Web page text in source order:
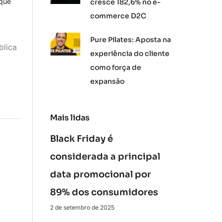
cresce 182,6% no e-
commerce D2C
Pure Pilates: Aposta na
experiência do cliente
como força de
expansão
Mais lidas
Black Friday é
considerada a principal
data promocional por
89% dos consumidores
2 de setembro de 2025